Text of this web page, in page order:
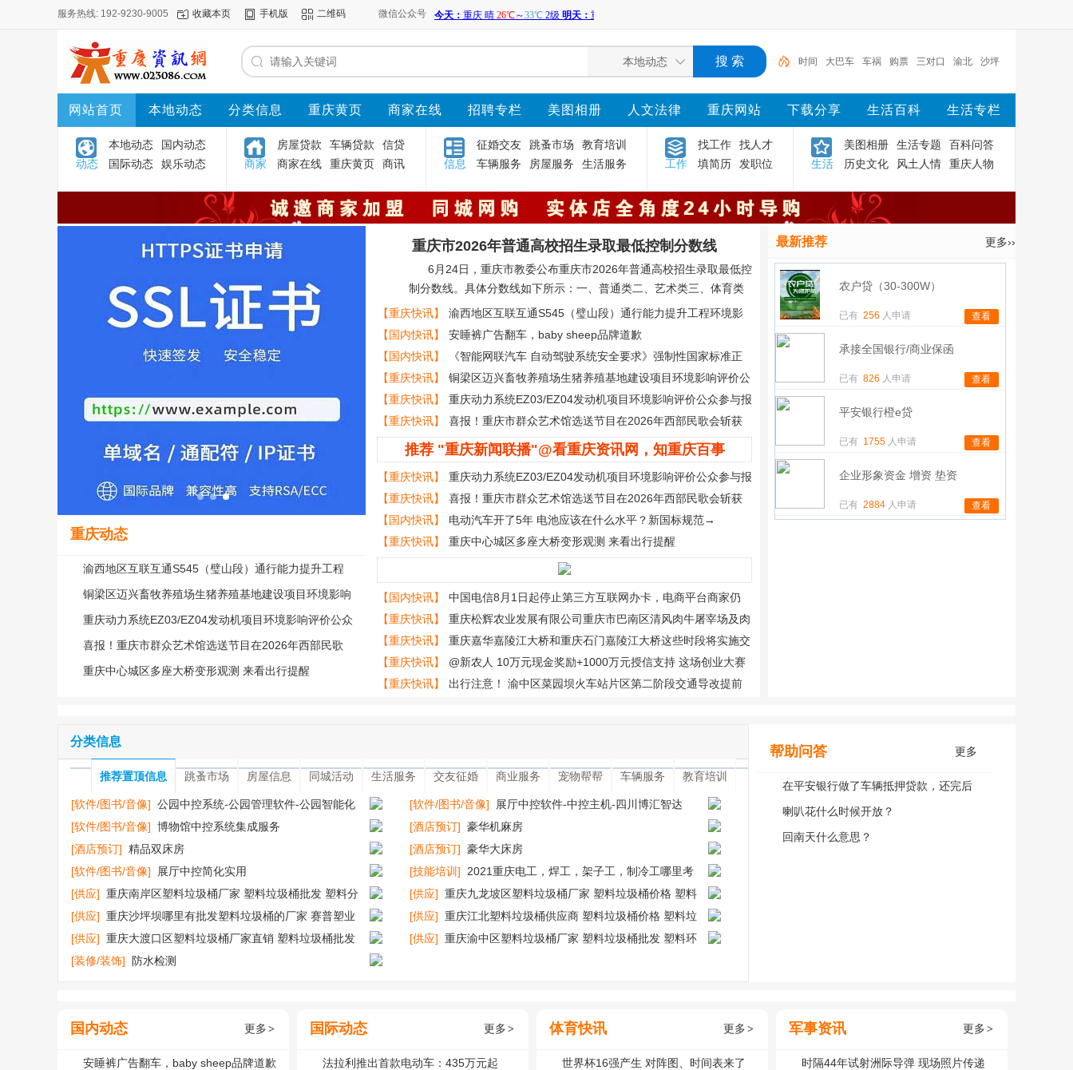
服务热线: 192-9230-9005 收藏本页 手机版 二维码 微信公众号
时间 大巴车 车祸 购票 三对口 渝北 沙坪
坝 渝中 重庆 主城
网站首页 本地动态 分类信息 重庆黄页 商家在线 招聘专栏 美图相册 人文法律 重庆网站 下载分享 生活百科 生活专栏
动态
本地动态
国内动态
国际动态
娱乐动态 商家
房屋贷款 车辆贷款
信贷
商家在线
重庆黄页 商讯 信息
征婚交友 跳蚤市场
教育培训
车辆服务
房屋服务 生活服务 工作
找工作
找人才
填简历
发职位 生活
美图相册 生活专题
百科问答
历史文化
风土人情 重庆人物
重庆动态
渝西地区互联互通S545（璧山段）通行能力提升工程
环
铜梁区迈兴畜牧养殖场生猪养殖基地建设项目环境影响
重庆动力系统EZ03/EZ04发动机项目环境影响评价公众
喜报！重庆市群众艺术馆选送节目在2026年西部民歌
会
重庆中心城区多座大桥变形观测 来看出行提醒
重庆市2026年普通高校招生录取最低控制分数线
6月24日，重庆市教委公布重庆市2026年普通高校招生录取最低控
制分数线。具体分数线如下所示：一、普通类二、艺术类三、体育类
【重庆快讯】
渝西地区互联互通S545（璧山段）通行能力提升工程环境影
响评价信息第一次公示
【国内快讯】
安睡裤广告翻车，baby sheep品牌道歉
【国内快讯】
《智能网联汽车 自动驾驶系统安全要求》强制性国家标准正
式发布
【重庆快讯】
铜梁区迈兴畜牧养殖场生猪养殖基地建设项目环境影响评价公
众参与第一次信息公示
【重庆快讯】
重庆动力系统EZ03/EZ04发动机项目环境影响评价公众参与报
批前信息公示
【重庆快讯】
喜报！重庆市群众艺术馆选送节目在2026年西部民歌会斩获
一等奖推荐 "重庆新闻联播"@看重庆资讯网，知重庆百事
【重庆快讯】
重庆动力系统EZ03/EZ04发动机项目环境影响评价公众参与报
批前信息公示
【重庆快讯】
喜报！重庆市群众艺术馆选送节目在2026年西部民歌会斩获
一等奖
【国内快讯】
电动汽车开了5年 电池应该在什么水平？新国标规范→
【重庆快讯】
重庆中心城区多座大桥变形观测 来看出行提醒
【国内快讯】
中国电信8月1日起停止第三方互联网办卡，电商平台商家仍
称“未收到通知”
【重庆快讯】
重庆松辉农业发展有限公司重庆市巴南区清风肉牛屠宰场及肉
牛类产品火锅鲜品食材供应基地建设项目环境影响评价公众参与第一次公示
【重庆快讯】
重庆嘉华嘉陵江大桥和重庆石门嘉陵江大桥这些时段将实施交
通管制
【重庆快讯】
@新农人 10万元现金奖励+1000万元授信支持 这场创业大赛
等你来
【重庆快讯】
出行注意！ 渝中区菜园坝火车站片区第二阶段交通导改提前
最新推荐 更多››
农户贷（30-300W）
已有 256 人申请 查看
承接全国银行/商业保函
已有 826 人申请 查看
平安银行橙e贷
已有 1755 人申请 查看
企业形象资金 增资 垫资
已有 2884 人申请 查看
分类信息
推荐置顶信息 跳蚤市场 房屋信息 同城活动 生活服务 交友征婚 商业服务 宠物帮帮 车辆服务 教育培训
[软件/图书/音像] 公园中控系统-公园管理软件-公园智能化
程序
[软件/图书/音像]
展厅中控软件-中控主机-四川博汇智达
[软件/图书/音像] 博物馆中控系统集成服务 [酒店预订] 豪华机麻房
[酒店预订] 精品双床房 [酒店预订] 豪华大床房
[软件/图书/音像]
展厅中控简化实用 [技能培训]
2021重庆电工，焊工，架子工，制冷工哪里考
[供应] 重庆南岸区塑料垃圾桶厂家 塑料垃圾桶批发 塑料分
类垃圾桶
[供应] 重庆九龙坡区塑料垃圾桶厂家 塑料垃圾桶价格 塑料
环卫垃圾桶
[供应] 重庆沙坪坝哪里有批发塑料垃圾桶的厂家 赛普塑业
赛普垃圾桶
[供应] 重庆江北塑料垃圾桶供应商 塑料垃圾桶价格 塑料垃
圾桶240l
[供应] 重庆大渡口区塑料垃圾桶厂家直销 塑料垃圾桶批发
塑料环卫垃圾桶
[供应] 重庆渝中区塑料垃圾桶厂家 塑料垃圾桶批发 塑料环
[装修/装饰] 防水检测
帮助问答 更多
在平安银行做了车辆抵押贷款，还完后
取大本可以本人不去吗？
喇叭花什么时候开放？
回南天什么意思？
更多 >
国内动态
安睡裤广告翻车，baby sheep品牌道歉
更多 >
国际动态
法拉利推出首款电动车：435万元起
更多 >
体育快讯
世界杯16强产生 对阵图、时间表来了
更多 >
军事资讯
时隔44年试射洲际导弹 现场照片传递